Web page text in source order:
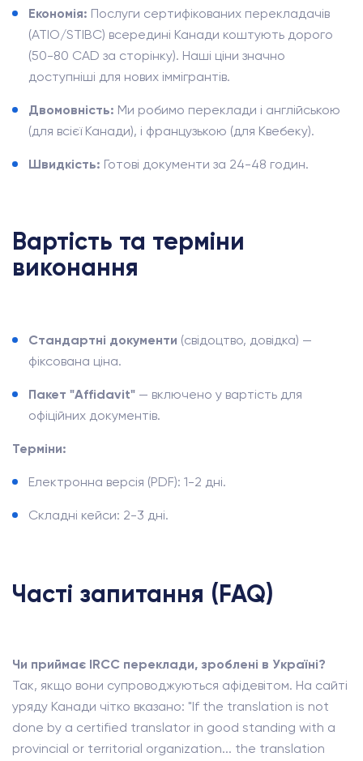
Економія: Послуги сертифікованих перекладачів
(ATIO/STIBC) всередині Канади коштують дорого
(50-80 CAD за сторінку). Наші ціни значно
доступніші для нових іммігрантів.
Двомовність: Ми робимо переклади і англійською
(для всієї Канади), і французькою (для Квебеку).
Швидкість: Готові документи за 24-48 годин.
Вартість та терміни
виконання
Стандартні документи (свідоцтво, довідка) —
фіксована ціна.
Пакет "Affidavit" — включено у вартість для
офіційних документів.
Терміни:
Електронна версія (PDF): 1-2 дні.
Складні кейси: 2-3 дні.
Часті запитання (FAQ)
Чи приймає IRCC переклади, зроблені в Україні?
Так, якщо вони супроводжуються афідевітом. На сайті
уряду Канади чітко вказано: "If the translation is not
done by a certified translator in good standing with a
provincial or territorial organization... the translation